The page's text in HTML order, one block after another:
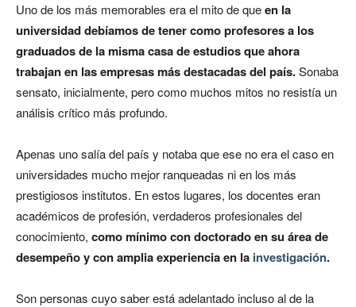
Uno de los más memorables era el mito de queen la
universidad debíamos de tener como profesores a los
graduados de la misma casa de estudios que ahora
trabajan en las empresas más destacadas del país.Sonaba
sensato, inicialmente, pero como muchos mitos no resistía un
análisis crítico más profundo.
Apenas uno salía del país y notaba que ese no era el caso en
universidades mucho mejor ranqueadas ni en los más
prestigiosos institutos. En estos lugares, los docentes eran
académicos de profesión, verdaderos profesionales del
conocimiento, como mínimo con doctorado en su área de
desempeño y con amplia experiencia en la investigación.
Son personas cuyo saber está adelantado incluso al de la